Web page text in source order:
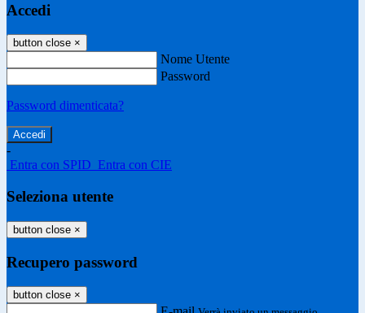
Accedi
button close ×
Nome Utente
Password
Password dimenticata?
-
Entra con SPID Entra con CIE
Seleziona utente
button close ×
Recupero password
button close ×